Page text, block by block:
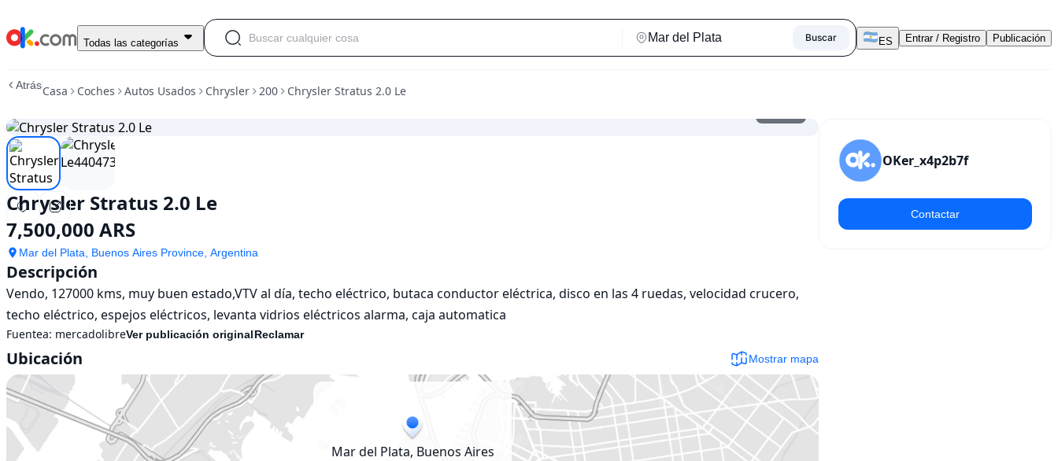
Usado
2.0
En
venta
7,500,000
ARS
Todas las categorías Buscar ES Entrar / Registro Publicación
AtrásCasa Coches Autos Usados Chrysler 200 Chrysler Stratus 2.0 Le
Chrysler Stratus 2.0 Le
7,500,000 ARS
Mar del Plata, Buenos Aires Province, Argentina
Descripción
Vendo, 127000 kms, muy buen estado,VTV al día, techo eléctrico, butaca conductor eléctrica, disco en las 4 ruedas, velocidad crucero,
techo eléctrico, espejos eléctricos, levanta vidrios eléctricos alarma, caja automatica
Fuentea: mercadolibreVer publicación originalReclamar
Ubicación Mostrar mapa
Mar del Plata, Buenos Aires
OKer_x4p2b7f
Contactar